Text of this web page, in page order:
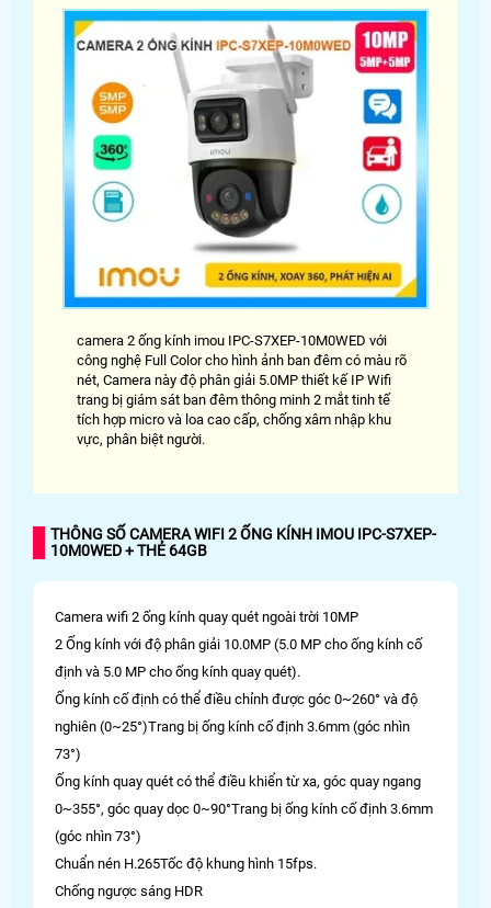
camera 2 ống kính imou IPC-S7XEP-10M0WED với
công nghệ Full Color cho hình ảnh ban đêm có màu rõ
nét, Camera này độ phân giải 5.0MP thiết kế IP Wifi
trang bị giám sát ban đêm thông minh 2 mắt tinh tế
tích hợp micro và loa cao cấp, chống xâm nhập khu
vực, phân biệt người.
THÔNG SỐ CAMERA WIFI 2 ỐNG KÍNH IMOU IPC-S7XEP-
10M0WED + THẺ 64GB
Camera wifi 2 ống kính quay quét ngoài trời 10MP
2 Ống kính với độ phân giải 10.0MP (5.0 MP cho ống kính cố
định và 5.0 MP cho ống kính quay quét).
Ống kính cố định có thể điều chỉnh được góc 0~260° và độ
nghiên (0~25°)Trang bị ống kính cố định 3.6mm (góc nhìn
73°)
Ống kính quay quét có thể điều khiển từ xa, góc quay ngang
0~355°, góc quay dọc 0~90°Trang bị ống kính cố định 3.6mm
(góc nhìn 73°)
Chuẩn nén H.265Tốc độ khung hình 15fps.
Chống ngược sáng HDR